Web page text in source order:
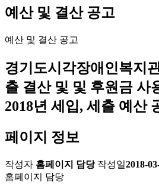
예산 및 결산 공고
예산 및 결산 공고
경기도시각장애인복지
출 결산 및 및 후원금 사
2018년 세입, 세출 예산
페이지 정보
작성자 홈페이지 담당 작성일2018-
홈페이지 담당